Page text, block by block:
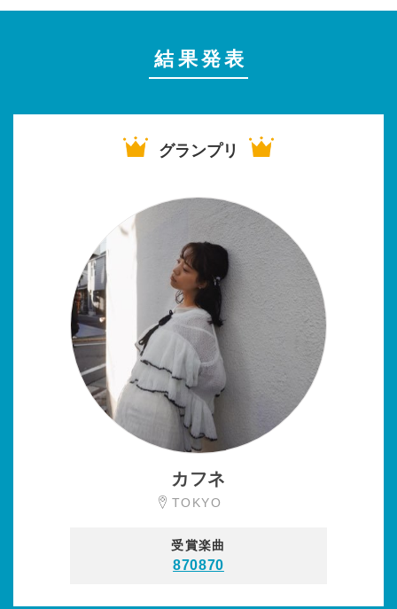
結果発表
グランプリ
カフネ
TOKYO
受賞楽曲
870870